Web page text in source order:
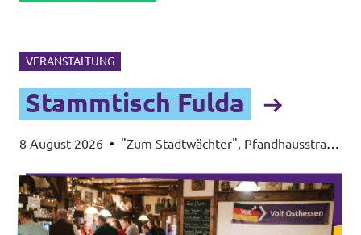
VERANSTALTUNG
Stammtisch Fulda
8 August 2026 • "Zum Stadtwächter", Pfandhausstraße